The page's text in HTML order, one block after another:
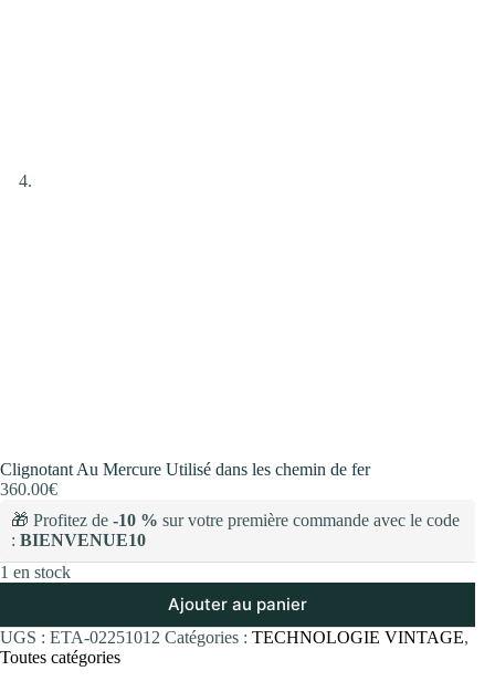
Clignotant Au Mercure Utilisé dans les chemin de fer
360.00€
🎁 Profitez de -10 % sur votre première commande avec le code
: BIENVENUE10
1 en stock
Ajouter au panier
UGS : ETA-02251012 Catégories : TECHNOLOGIE VINTAGE,
Toutes catégories